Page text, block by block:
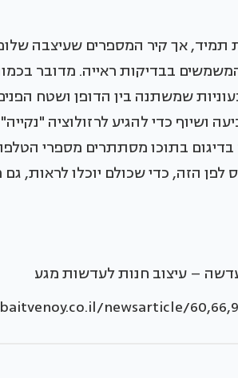
תמיד, אך קיר המספרים שעיצבה
בבדיקות ראייה. מדובר
שמשתנה בין הדופן ושטח
ושיוף כדי להגיע לרזולוציה
בדיגום בתוכו מסתתרים מספרי
לפן הזה, כדי שכולם יוכלו לראות,
– עיצוב חנות לעדשות מגע